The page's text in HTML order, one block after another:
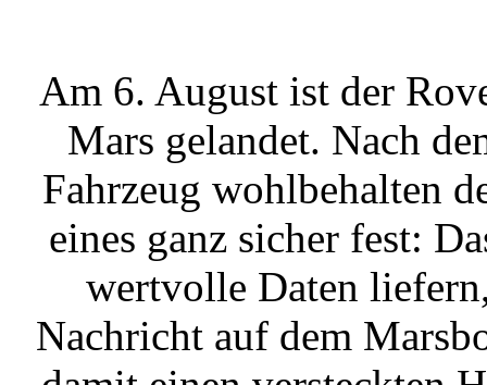
Am 6. August ist der
Mars gelandet. Nach
Fahrzeug wohlbehalten
eines ganz sicher fest:
wertvolle Daten
Nachricht auf dem